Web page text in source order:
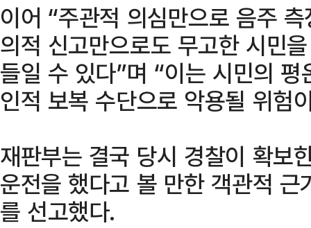
이어 “주관적 의심만으로 음주
의적 신고만으로도 무고한 시민
들일 수 있다”며 “이는 시민의
인적 보복 수단으로 악용될 위험
재판부는 결국 당시 경찰이 확보
운전을 했다고 볼 만한 객관적
를 선고했다.